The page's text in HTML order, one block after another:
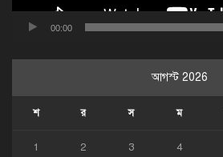
00:00
আগস্ট 2026
শ র স ম
1 2 3 4